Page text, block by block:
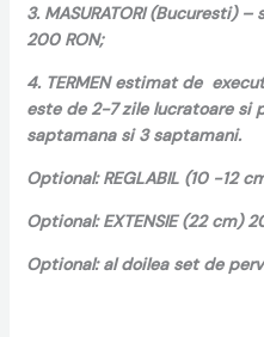
3. MASURATORI (Bucuresti)
200 RON;
4. TERMEN estimat de
este de 2-7 zile lucratoare si
saptamana si 3 saptamani.
Optional: REGLABIL (10 -12
Optional: EXTENSIE (22 cm)
Optional: al doilea set de